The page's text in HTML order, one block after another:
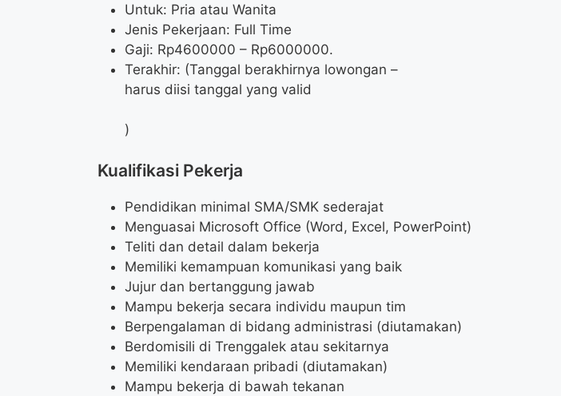
Untuk: Pria atau Wanita
Jenis Pekerjaan: Full Time
Gaji: Rp4600000 – Rp6000000.
Terakhir: (Tanggal berakhirnya lowongan –
harus diisi tanggal yang valid
)
Kualifikasi Pekerja
Pendidikan minimal SMA/SMK sederajat
Menguasai Microsoft Office (Word, Excel, PowerPoint)
Teliti dan detail dalam bekerja
Memiliki kemampuan komunikasi yang baik
Jujur dan bertanggung jawab
Mampu bekerja secara individu maupun tim
Berpengalaman di bidang administrasi (diutamakan)
Berdomisili di Trenggalek atau sekitarnya
Memiliki kendaraan pribadi (diutamakan)
Mampu bekerja di bawah tekanan